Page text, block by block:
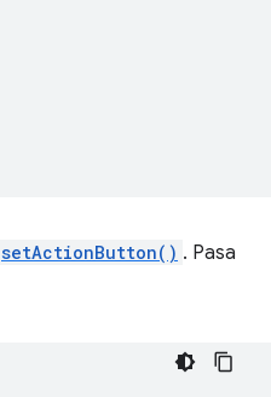
setActionButton() . Pasa